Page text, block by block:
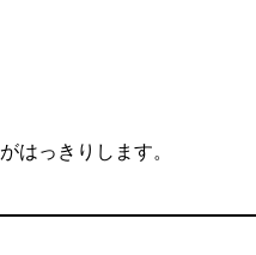
はっきりします。